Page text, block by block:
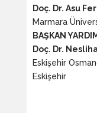
Doç. Dr. Asu
Marmara
BAŞKAN
Doç. Dr.
Eskişehir
Eskişehir